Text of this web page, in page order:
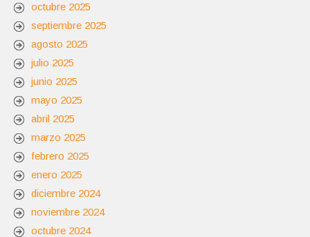
octubre 2025
septiembre 2025
agosto 2025
julio 2025
junio 2025
mayo 2025
abril 2025
marzo 2025
febrero 2025
enero 2025
diciembre 2024
noviembre 2024
octubre 2024